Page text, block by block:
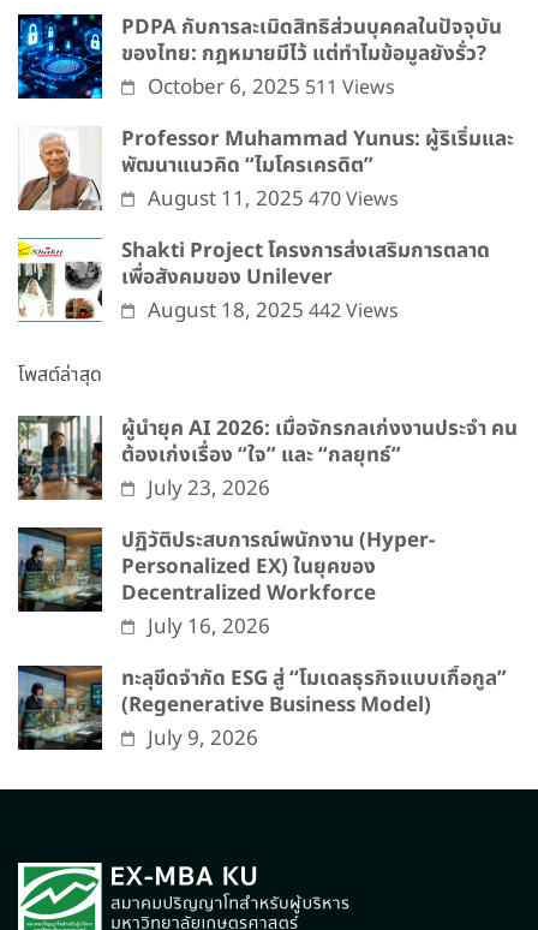
PDPA กับการละเมิดสิทธิส่วนบุคคลในปัจจุบัน
ของไทย: กฎหมายมีไว้ แต่ทำไมข้อมูลยังรั่ว?
October 6, 2025 511 Views
Professor Muhammad Yunus: ผู้ริเริ่มและ
พัฒนาแนวคิด “ไมโครเครดิต”
August 11, 2025 470 Views
Shakti Project โครงการส่งเสริมการตลาด
เพื่อสังคมของ Unilever
August 18, 2025 442 Views
โพสต์ล่าสุด
ผู้นำยุค AI 2026: เมื่อจักรกลเก่งงานประจำ คน
ต้องเก่งเรื่อง “ใจ” และ “กลยุทธ์”
July 23, 2026
ปฏิวัติประสบการณ์พนักงาน (Hyper-
Personalized EX) ในยุคของ
Decentralized Workforce
July 16, 2026
ทะลุขีดจำกัด ESG สู่ “โมเดลธุรกิจแบบเกื้อกูล”
(Regenerative Business Model)
July 9, 2026